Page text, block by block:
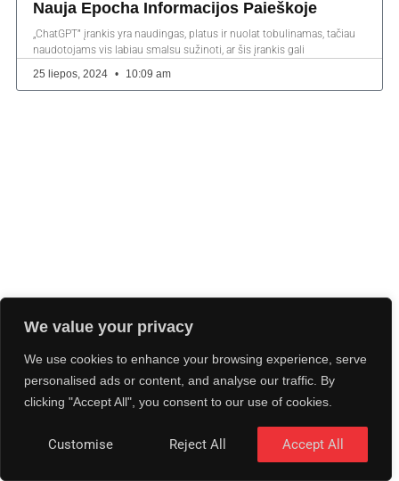
We value your privacy
We use cookies to enhance your browsing experience, serve
personalised ads or content, and analyse our traffic. By
clicking "Accept All", you consent to our use of cookies.
Customise Reject All Accept All
Nauja Epocha Informacijos Paieškoje
„ChatGPT” įrankis yra naudingas, platus ir nuolat tobulinamas, tačiau
naudotojams vis labiau smalsu sužinoti, ar šis įrankis gali
25 liepos, 2024
10:09 am